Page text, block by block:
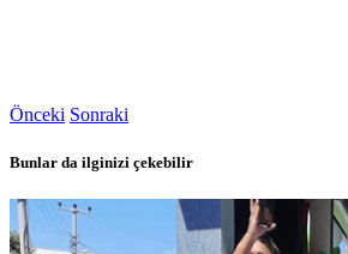
Önceki Sonraki
Bunlar da ilginizi çekebilir